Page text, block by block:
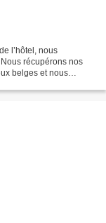
l’hôtel, nous
récupérons nos
belges et nous